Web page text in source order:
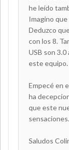
he leído
Imagino que
Deduzco
con los 8.
USB son
este equipo.
Empecé en
ha
que este
sensaciones.
Saludos